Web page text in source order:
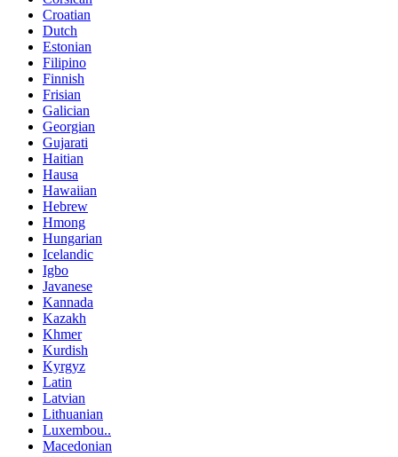
Croatian
Dutch
Estonian
Filipino
Finnish
Frisian
Galician
Georgian
Gujarati
Haitian
Hausa
Hawaiian
Hebrew
Hmong
Hungarian
Icelandic
Igbo
Javanese
Kannada
Kazakh
Khmer
Kurdish
Kyrgyz
Latin
Latvian
Lithuanian
Luxembou..
Macedonian